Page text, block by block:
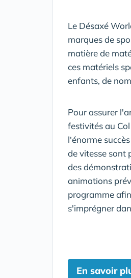
Le Désaxé
marques de
matière de
ces matériels
enfants, de
Pour assurer
festivités au
l'énorme
de vitesse sont
des
animations
programme
s'imprégner
En savoir